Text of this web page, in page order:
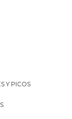
Y PICOS